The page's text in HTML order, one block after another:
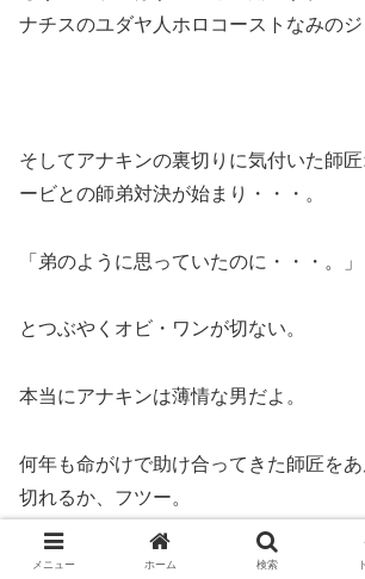
ナチスのユダヤ人ホロコーストなみのジ
そしてアナキンの裏切りに気付いた師
ービとの師弟対決が始まり・・・。
「弟のように思っていたのに・・・。」
とつぶやくオビ・ワンが切ない。
本当にアナキンは薄情な男だよ。
何年も命がけで助け合ってきた師匠を
切れるか、フツー。
アナキンは闇に堕ちたっていう設定ら
メニュー ホーム 検索